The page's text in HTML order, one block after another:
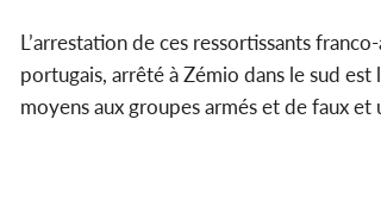
L’arrestation de ces ressortissants
portugais, arrêté à Zémio dans le sud
moyens aux groupes armés et de faux et